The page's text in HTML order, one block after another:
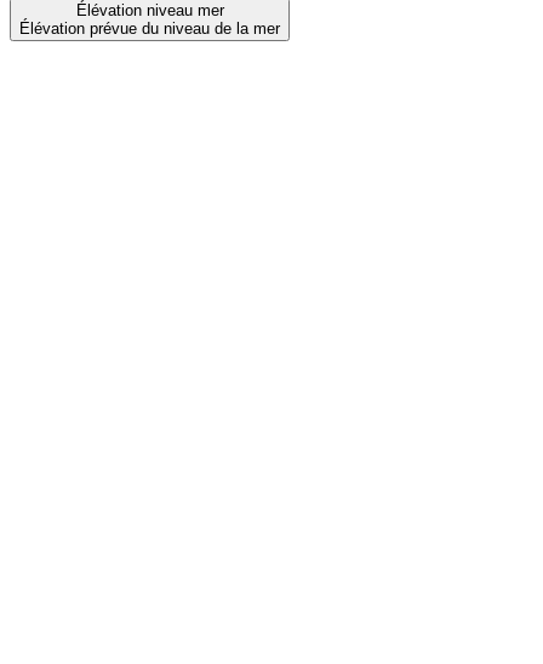
Élévation niveau mer
Élévation prévue du niveau de la mer